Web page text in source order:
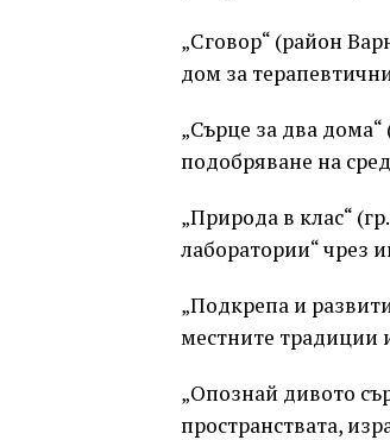
„Сговор“ (район
дом за
„Сърце за два
подобряване на
„Природа в клас“
лаборатории“ чрез
„Подкрепа и
местните традиции
„Опознай дивото
пространствата,